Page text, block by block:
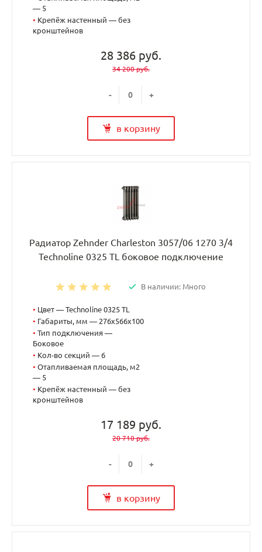
— 5
• Крепёж настенный — без
кронштейнов
28 386 руб.
34 200 руб.
- +
в корзину
Радиатор Zehnder Charleston 3057/06 1270 3/4
Technoline 0325 TL боковое подключение
В наличии: Много
• Цвет — Technoline 0325 TL
• Габариты, мм — 276x566x100
• Тип подключения —
Боковое
• Кол-во секций — 6
• Отапливаемая площадь, м2
— 5
• Крепёж настенный — без
кронштейнов
17 189 руб.
20 710 руб.
- +
в корзину